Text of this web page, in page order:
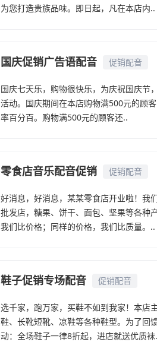
为您打造贵族品味。即日起，凡在本店内..
国庆促销广告语配音 促销配音
国庆七天乐，购物很快乐，为庆祝国庆节
活动。国庆期间在本店购物满500元的顾
率百分百。购物满500元的顾客还..
零食店音乐配音促销 促销配音
好消息，好消息，某某零食店开业啦！我
批发店，糖果、饼干、面包、坚果等各种
我们比价格；同样的价格，我们比质量。..
鞋子促销专场配音 促销配音
选千家，跑万家，买鞋不如到我家！本店
鞋、长靴短靴、凉鞋等各种鞋型。为了回
动：全场鞋子一律8折起，进店就送优质袜